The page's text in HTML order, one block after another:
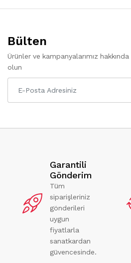
Bülten
Ürünler ve kampanyalarımız
olun
Garantili
Gönderim
Tüm
siparişleriniz
gönderileri
uygun
fiyatlarla
sanatkardan
güvencesinde.